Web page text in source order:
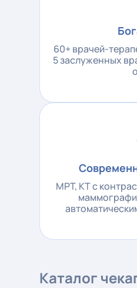
60+ врачей-
5 заслуженных
МРТ, КТ с
Каталог